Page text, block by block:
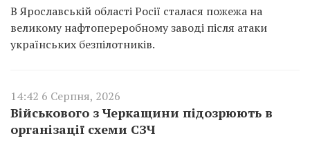
В Ярославській області Росії сталася пожежа на
великому нафтопереробному заводі після атаки
українських безпілотників.
14:42 6 Серпня, 2026
Військового з Черкащини підозрюють в
організації схеми СЗЧ